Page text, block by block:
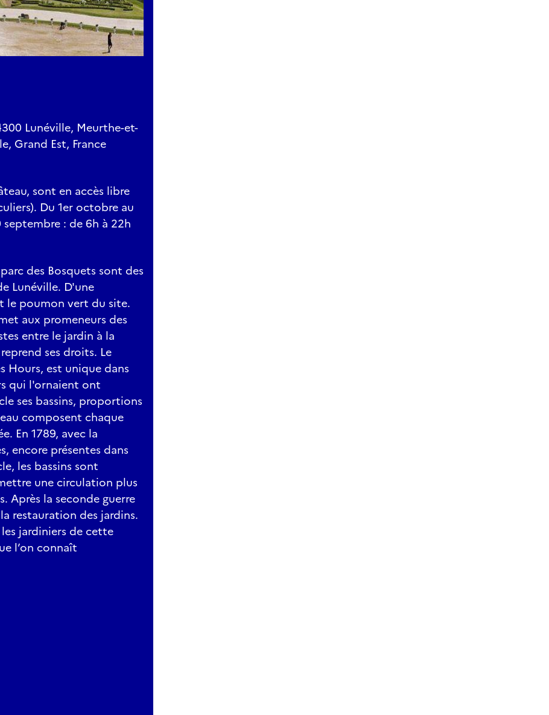
Lunéville, Meurthe-et-
Grand Est, France
sont en accès libre
Du 1er octobre au
: de 6h à 22h
des Bosquets sont des
Lunéville. D'une
le poumon vert du site.
aux promeneurs des
entre le jardin à la
ses droits. Le
Hours, est unique dans
qui l'ornaient ont
ses bassins, proportions
composent chaque
En 1789, avec la
encore présentes dans
les bassins sont
une circulation plus
Après la seconde guerre
restauration des jardins.
jardiniers de cette
l’on connaît